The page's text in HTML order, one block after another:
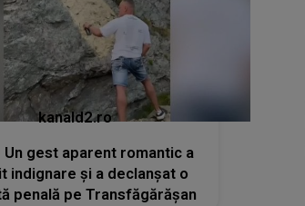
kanald2.ro
Un gest aparent romantic a
indignare și a declanșat o
penală pe Transfăgărășan